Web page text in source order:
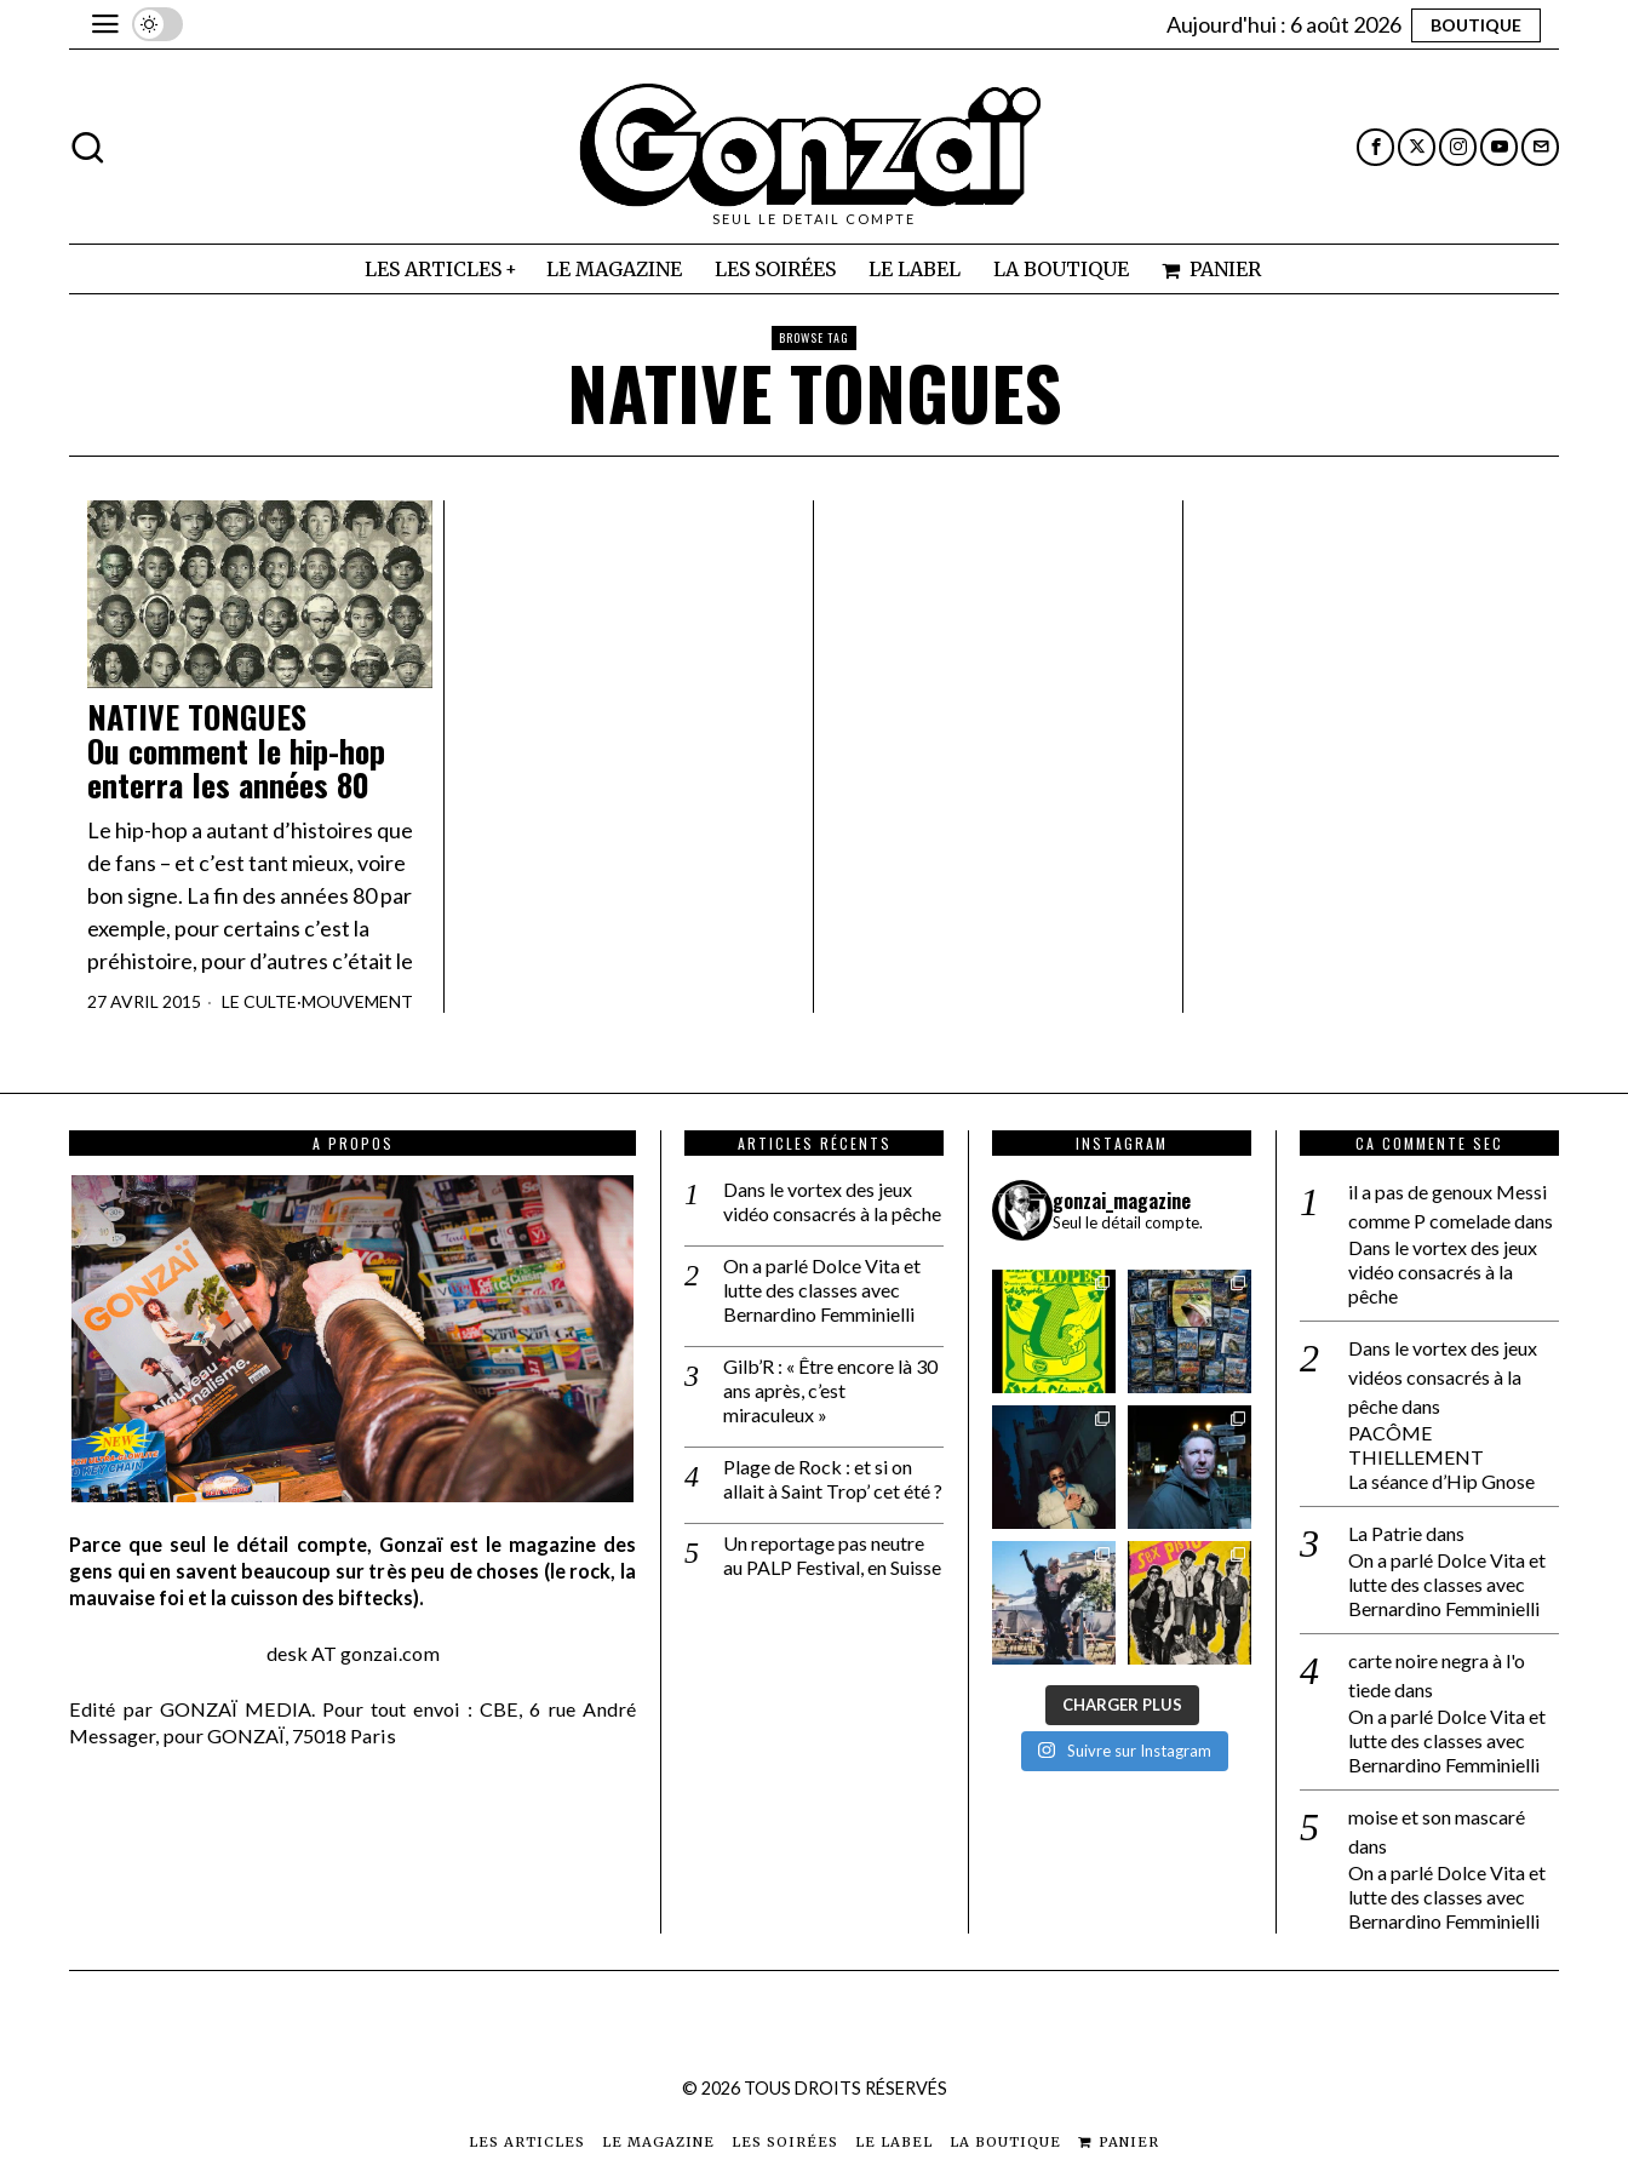
Aujourd'hui : 6 août 2026 BOUTIQUE
SEUL LE DETAIL COMPTE
LES ARTICLES LE MAGAZINE LES SOIRÉES LE LABEL LA BOUTIQUE PANIER
BROWSE TAG
NATIVE TONGUES
NATIVE TONGUES
Ou comment le hip-hop
enterra les années 80
Le hip-hop a autant d’histoires que
de fans – et c’est tant mieux, voire
bon signe. La fin des années 80 par
exemple, pour certains c’est la
préhistoire, pour d’autres c’était le
27 AVRIL 2015 LE CULTE·MOUVEMENT
A PROPOS
Parce que seul le détail compte, Gonzaï est le magazine des
gens qui en savent beaucoup sur très peu de choses (le rock, la
mauvaise foi et la cuisson des biftecks).
desk AT gonzai.com
Edité par GONZAÏ MEDIA. Pour tout envoi : CBE, 6 rue André
Messager, pour GONZAÏ, 75018 Paris
ARTICLES RÉCENTS
Dans le vortex des jeux
vidéo consacrés à la pêche
On a parlé Dolce Vita et
lutte des classes avec
Bernardino Femminielli
Gilb’R : « Être encore là 30
ans après, c’est
miraculeux »
Plage de Rock : et si on
allait à Saint Trop’ cet été ?
Un reportage pas neutre
au PALP Festival, en Suisse
INSTAGRAM
gonzai_magazine
Seul le détail compte.
CHARGER PLUS
Suivre sur Instagram
CA COMMENTE SEC
il a pas de genoux Messi
comme P comeladedans
Dans le vortex des jeux
vidéo consacrés à la
pêche
Dans le vortex des jeux
vidéos consacrés à la
pêchedans
PACÔME
THIELLEMENT
La séance d’Hip Gnose
La Patriedans
On a parlé Dolce Vita et
lutte des classes avec
Bernardino Femminielli
carte noire negra à l'o
tiededans
On a parlé Dolce Vita et
lutte des classes avec
Bernardino Femminielli
moise et son mascaré
dans
On a parlé Dolce Vita et
lutte des classes avec
Bernardino Femminielli
© 2026TOUS DROITS RÉSERVÉS
LES ARTICLES LE MAGAZINE LES SOIRÉES LE LABEL LA BOUTIQUE PANIER